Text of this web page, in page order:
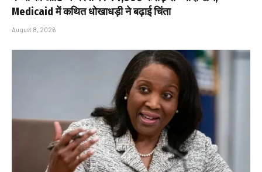
Medicaid में कथित धोखाधड़ी ने बढ़ाई चिंता
August 8, 2026